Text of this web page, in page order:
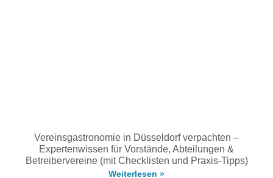
Vereinsgastronomie in Düsseldorf verpachten –
Expertenwissen für Vorstände, Abteilungen &
Betreibervereine (mit Checklisten und Praxis-Tipps)
Weiterlesen »